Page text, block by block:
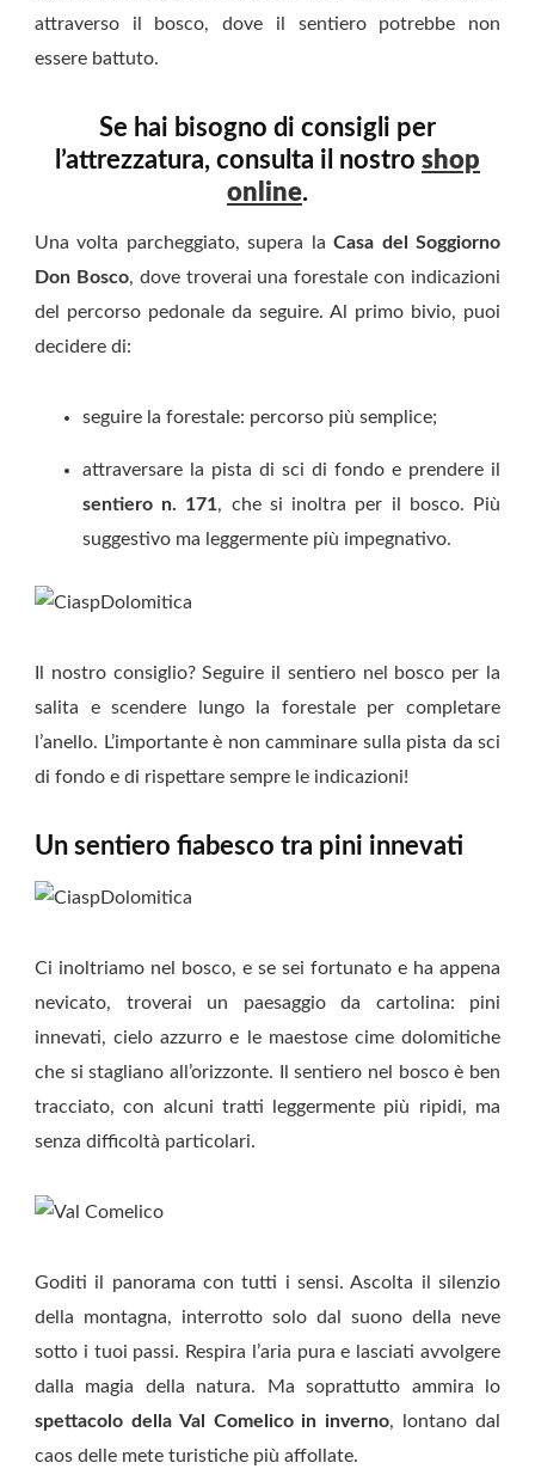
attraverso il bosco, dove il sentiero potrebbe non
essere battuto.
Se hai bisogno di consigli per
l’attrezzatura, consulta il nostro shop
online.
Una volta parcheggiato, supera laCasa del Soggiorno
Don Bosco, dove troverai una forestale con indicazioni
del percorso pedonale da seguire. Al primo bivio, puoi
decidere di:
seguire la forestale: percorso più semplice;
attraversare la pista di sci di fondo e prendere il
sentiero n. 171, che si inoltra per il bosco. Più
suggestivo ma leggermente più impegnativo.
Il nostro consiglio? Seguire il sentiero nel bosco per la
salita e scendere lungo la forestale per completare
l’anello. L’importante è non camminare sulla pista da sci
di fondo e di rispettare sempre le indicazioni!
Un sentiero fiabesco tra pini innevati
Ci inoltriamo nel bosco, e se sei fortunato e ha appena
nevicato, troverai un paesaggio da cartolina: pini
innevati, cielo azzurro e le maestose cime dolomitiche
che si stagliano all’orizzonte. Il sentiero nel bosco è ben
tracciato, con alcuni tratti leggermente più ripidi, ma
senza difficoltà particolari.
Goditi il panorama con tutti i sensi. Ascolta il silenzio
della montagna, interrotto solo dal suono della neve
sotto i tuoi passi. Respira l’aria pura e lasciati avvolgere
dalla magia della natura. Ma soprattutto ammira lo
spettacolo della Val Comelico in inverno, lontano dal
caos delle mete turistiche più affollate.